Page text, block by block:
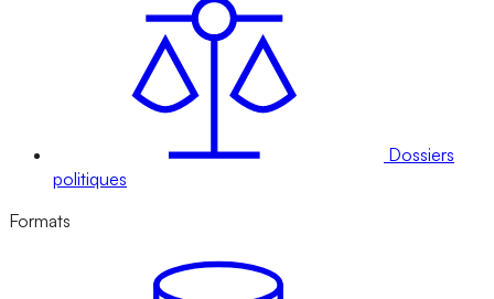
Dossiers
politiques
Formats